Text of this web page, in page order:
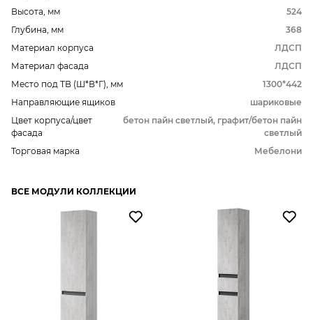
Высота, мм
524
Глубина, мм
368
Материал корпуса
ЛДСП
Материал фасада
ЛДСП
Место под ТВ (Ш*В*Г), мм
1300*442
Направляющие ящиков
шариковые
Цвет корпуса/цвет
фасада
бетон пайн светлый, графит/бетон пайн
светлый
Торговая марка
Мебелони
ВСЕ МОДУЛИ КОЛЛЕКЦИИ